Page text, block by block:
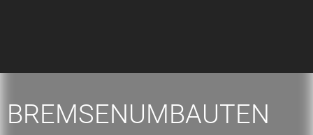
BREMSENUMBAUTEN